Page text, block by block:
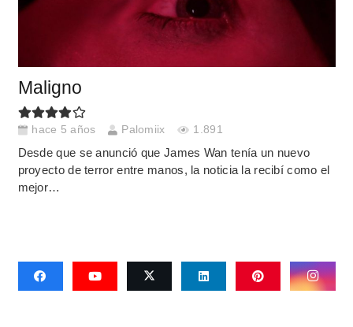
Maligno
hace 5 años Palomiix 1.891
Desde que se anunció que James Wan tenía un nuevo
proyecto de terror entre manos, la noticia la recibí como el
mejor…